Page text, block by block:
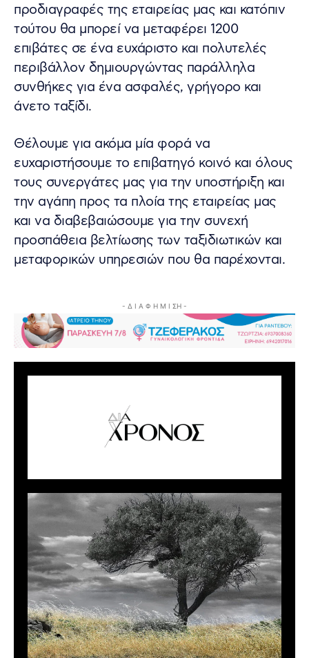
προδιαγραφές της εταιρείας μας και κατόπιν
τούτου θα μπορεί να μεταφέρει 1200
επιβάτες σε ένα ευχάριστο και πολυτελές
περιβάλλον δημιουργώντας παράλληλα
συνθήκες για ένα ασφαλές, γρήγορο και
άνετο ταξίδι.
Θέλουμε για ακόμα μία φορά να
ευχαριστήσουμε το επιβατηγό κοινό και όλους
τους συνεργάτες μας για την υποστήριξη και
την αγάπη προς τα πλοία της εταιρείας μας
και να διαβεβαιώσουμε για την συνεχή
προσπάθεια βελτίωσης των ταξιδιωτικών και
μεταφορικών υπηρεσιών που θα παρέχονται.
- Δ Ι Α Φ Η Μ Ι ΣΗ -